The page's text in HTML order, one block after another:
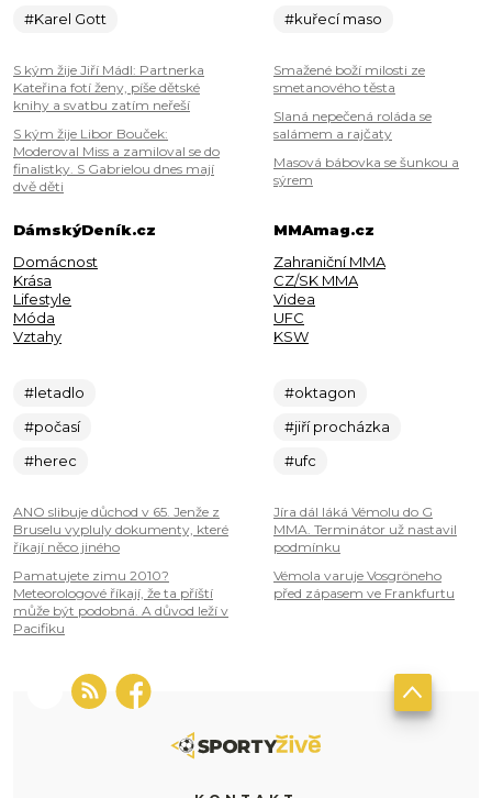
#Karel Gott
S kým žije Jiří Mádl: Partnerka
Kateřina fotí ženy, píše dětské
knihy a svatbu zatím neřeší
S kým žije Libor Bouček:
Moderoval Miss a zamiloval se do
finalistky. S Gabrielou dnes mají
dvě děti
#kuřecí maso
Smažené boží milosti ze
smetanového těsta
Slaná nepečená roláda se
salámem a rajčaty
Masová bábovka se šunkou a
sýrem
DámskýDeník.cz
Domácnost
Krása
Lifestyle
Móda
Vztahy
#letadlo
#počasí
#herec
ANO slibuje důchod v 65. Jenže z
Bruselu vypluly dokumenty, které
říkají něco jiného
Pamatujete zimu 2010?
Meteorologové říkají, že ta příští
může být podobná. A důvod leží v
Pacifiku
MMAmag.cz
Zahraniční MMA
CZ/SK MMA
Videa
UFC
KSW
#oktagon
#jiří procházka
#ufc
Jíra dál láká Vémolu do G
MMA. Terminátor už nastavil
podmínku
Vémola varuje Vosgröneho
před zápasem ve Frankfurtu